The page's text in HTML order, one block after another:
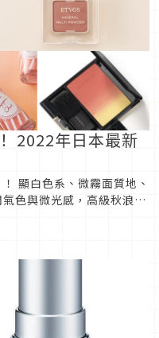
2022年日本最新
顯白色系、微霧面質地、
色與微光感，高級秋浪漫